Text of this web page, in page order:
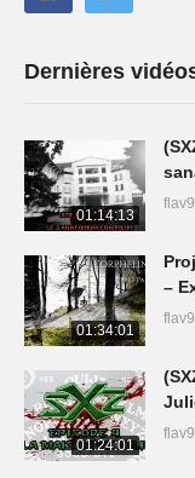
Dernières
01:14:13
01:34:01
–
01:24:01